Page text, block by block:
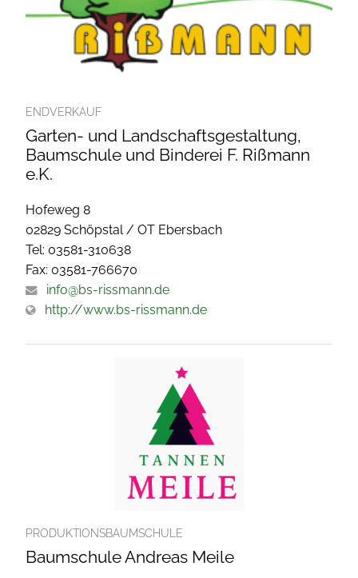
ENDVERKAUF
Garten- und Landschaftsgestaltung,
Baumschule und Binderei F. Rißmann
e.K.
Hofeweg 8
02829 Schöpstal / OT Ebersbach
Tel: 03581-310638
Fax: 03581-766670
info@bs-rissmann.de
http://www.bs-rissmann.de
PRODUKTIONSBAUMSCHULE
Baumschule Andreas Meile